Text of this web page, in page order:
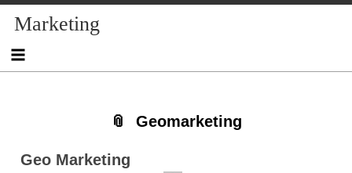
Marketing
Geomarketing
Geo Marketing